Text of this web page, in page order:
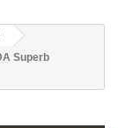
Superb